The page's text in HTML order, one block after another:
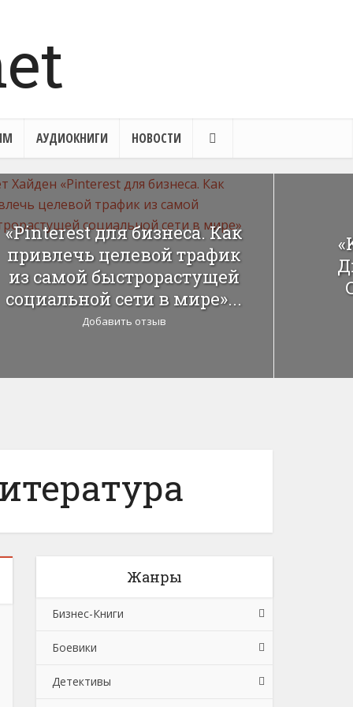
АУДИОКНИГИ НОВОСТИ
«Pinterest для бизнеса. Как
привлечь целевой трафик
из самой быстрорастущей
социальной сети в мире»...
Добавить отзыв
Жанры
Бизнес-Книги
Банковское дело
Бухучет, налогообложение, аудит
Боевики
Боевики: Прочее
Детективы